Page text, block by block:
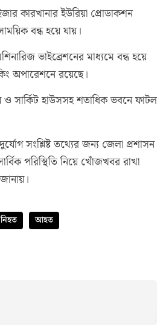
কারখানার ইউরিয়া প্রোডাকশন
বন্ধ হয়ে যায়।
ভাইব্রেশনের মাধ্যমে বন্ধ হয়ে
অপারেশনে রয়েছে।
ও সার্কিট হাউসসহ শতাধিক ভবনে ফাটল
সংশ্লিষ্ট তথ্যের জন্য জেলা প্রশাসন
পরিস্থিতি নিয়ে খোঁজখবর রাখা
নিহত আহত